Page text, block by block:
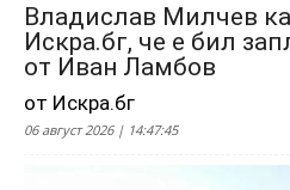
Владислав Милчев
Искра.бг, че е бил
от Иван Ламбов
от Искра.бг
06 август 2026 | 14:47:45